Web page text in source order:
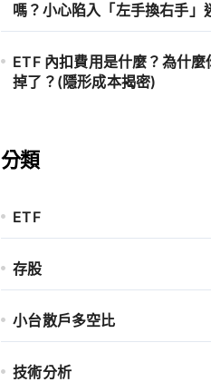
嗎？小心陷入「左手換右手」
ETF 內扣費用是什麼？為什
掉了？(隱形成本揭密)
分類
ETF
存股
小台散戶多空比
技術分析